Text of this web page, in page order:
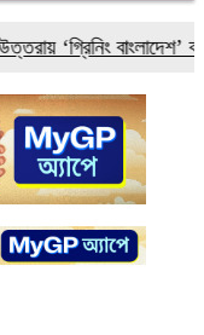
বাংলাদেশ’ কর্মসূচির